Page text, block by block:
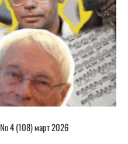
№ 4 (108) март 2026